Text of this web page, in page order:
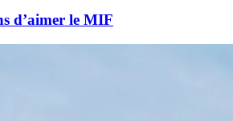
d’aimer le MIF